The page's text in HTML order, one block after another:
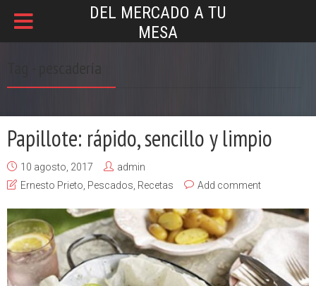
DEL MERCADO A TU
MESA
Papillote: rápido, sencillo y limpio
10 agosto, 2017
admin
Ernesto Prieto Pescados Recetas Add comment